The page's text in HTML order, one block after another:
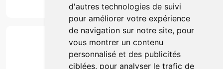
d'autres technologies de suivi
pour améliorer votre expérience
de navigation sur notre site, pour
vous montrer un contenu
personnalisé et des publicités
ciblées, pour analyser le trafic de
Paiement
Simple, rapide et 100% sécurisé